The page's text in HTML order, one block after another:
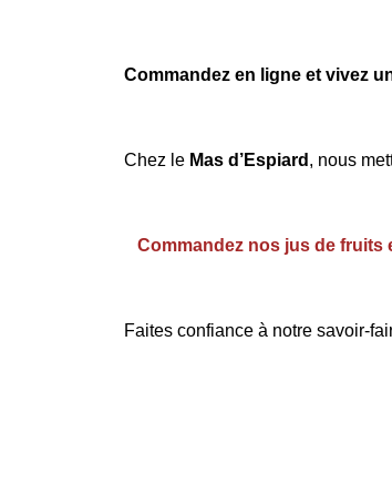
Commandez en ligne et vivez
Chez le Mas d’Espiard , nous
Commandez nos jus de fruits
Faites confiance à notre savoir-